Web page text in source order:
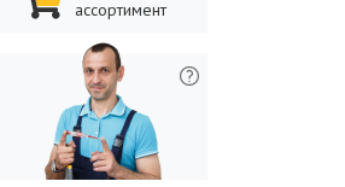
ассортимент